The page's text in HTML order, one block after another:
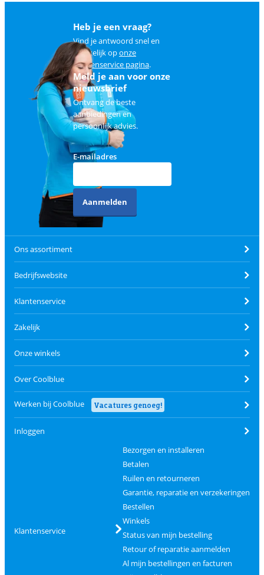
Heb je een vraag?
Vind je antwoord snel en
makkelijk oponze
klantenservice pagina.
Meld je aan voor onze
nieuwsbrief
Ontvang de beste
aanbiedingen en
persoonlijk advies.
E-mailadres
Aanmelden
Ons assortiment
Bedrijfswebsite
Klantenservice
Zakelijk
Onze winkels
Over Coolblue
Werken bij Coolblue Vacatures genoeg!
Inloggen
Klantenservice
Bezorgen en installeren
Betalen
Ruilen en retourneren
Garantie, reparatie en verzekeringen
Bestellen
Winkels
Status van mijn bestelling
Retour of reparatie aanmelden
Al mijn bestellingen en facturen